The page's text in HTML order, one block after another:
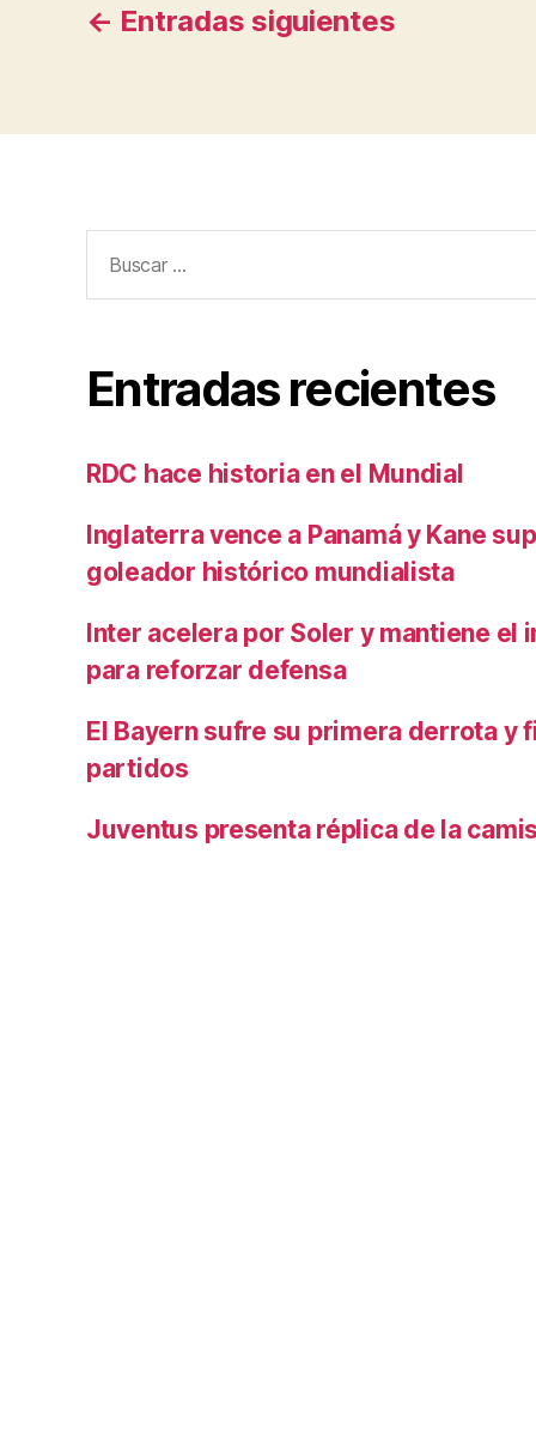
Navegación
← Entradassiguientes
Entradas recientes
RDC hace historia en el Mundial
Inglaterra vence a Panamá y Kane
goleador histórico mundialista
Inter acelera por Soler y mantiene el
para reforzar defensa
El Bayern sufre su primera derrota y
partidos
Juventus presenta réplica de la